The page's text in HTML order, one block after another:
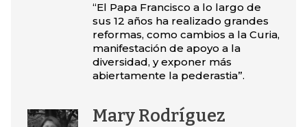
“El Papa Francisco a lo largo de
sus 12 años ha realizado grandes
reformas, como cambios a la Curia,
manifestación de apoyo a la
diversidad, y exponer más
abiertamente la pederastia”.
Mary Rodríguez